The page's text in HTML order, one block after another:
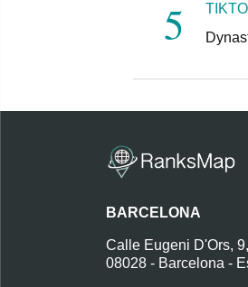
BARCELONA
Calle Eugeni D'Ors,
08028 - Barcelona -